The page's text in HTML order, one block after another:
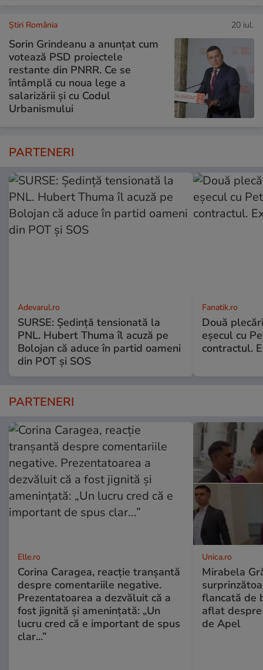
Știri România 20 iul.
Sorin Grindeanu a anunțat cum
votează PSD proiectele
restante din PNRR. Ce se
întâmplă cu noua lege a
salarizării și cu Codul
Urbanismului
PARTENERI
Adevarul.ro
SURSE: Ședință tensionată la
PNL. Hubert Thuma îl acuză pe
Bolojan că aduce în partid oameni
din POT și SOS
Fanatik.ro
Două
eșecul cu
contractul.
PARTENERI
Elle.ro
Corina Caragea, reacție tranșantă
despre comentariile negative.
Prezentatoarea a dezvăluit că a
fost jignită și amenințată: „Un
lucru cred că e important de spus
clar...”
Unica.ro
Mirabela
flancată de
aflat
de Apel